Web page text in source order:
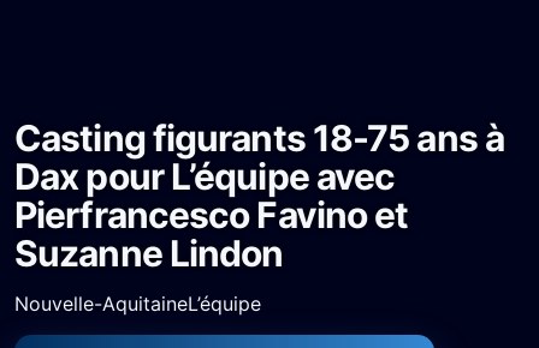
Casting figurants 18-75 ans à
Dax pour L’équipe avec
Pierfrancesco Favino et
Suzanne Lindon
Nouvelle-AquitaineL’équipe